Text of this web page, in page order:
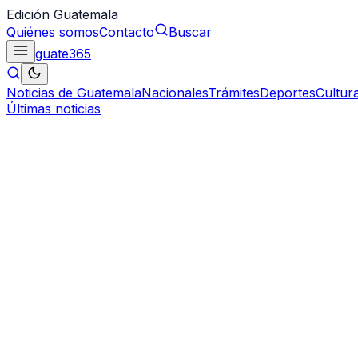
Edición Guatemala
Quiénes somosContacto
Buscar
guate365
Noticias de GuatemalaNacionalesTrámitesDeportes
Últimas noticias